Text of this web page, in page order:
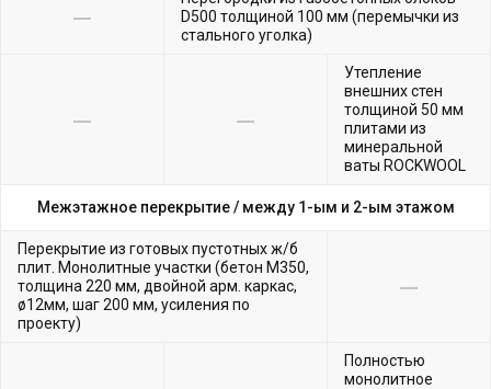
D500 толщиной 100 мм (перемычки из
стального уголка)
Утепление
внешних стен
толщиной 50 мм
плитами из
минеральной
ваты ROCKWOOL
Межэтажное перекрытие / между 1-ым и 2-ым этажом
Перекрытие из готовых пустотных ж/б
плит. Монолитные участки (бетон М350,
толщина 220 мм, двойной арм. каркас,
ø12мм, шаг 200 мм, усиления по
проекту)
Полностью
монолитное